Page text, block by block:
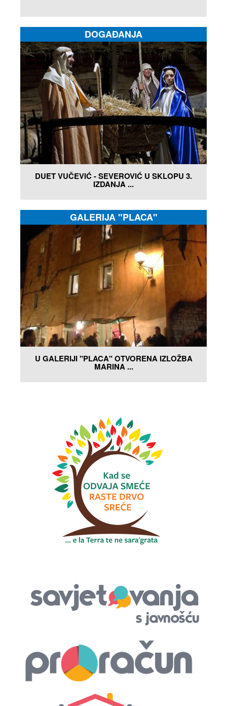
DOGAĐANJA
DUET VUČEVIĆ - SEVEROVIĆ U SKLOPU 3.
IZDANJA ...
GALERIJA "PLACA"
U GALERIJI "PLACA" OTVORENA IZLOŽBA
MARINA ...